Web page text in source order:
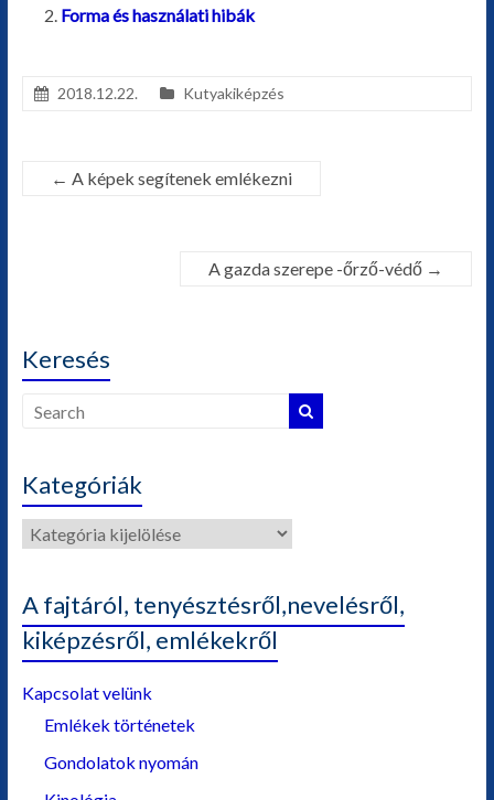
Forma és használati hibák
2018.12.22. Kutyakiképzés
← A képek segítenek emlékezni
A gazda szerepe -őrző-védő →
Keresés
Kategóriák
Kategóriák
A fajtáról, tenyésztésről,nevelésről,
kiképzésről, emlékekről
Kapcsolat velünk
Emlékek történetek
Gondolatok nyomán